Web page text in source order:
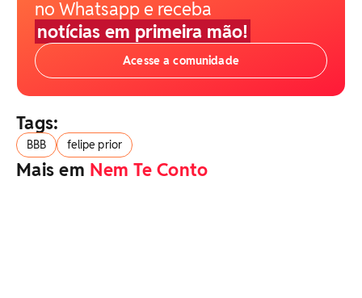
no Whatsapp e receba
notícias em primeira mão!
Acesse a comunidade
Tags:
BBB felipe prior
Mais em Nem Te Conto